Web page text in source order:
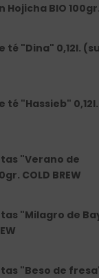
Hojicha BIO
té "Dina" 0,12l.
té "Hassieb"
"Verano de
COLD BREW
"Milagro de
"Beso de